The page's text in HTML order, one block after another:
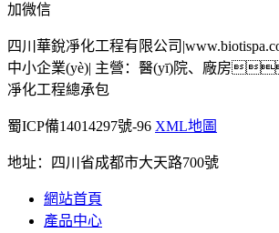
加微信
四川華銳凈化工程有限公司
中小企業(yè)| 主營：醫(yī)院、廠房
凈化工程總承包
蜀ICP備14014297號-96 XML地圖
地址：四川省成都市大天路700號
網站首頁
產品中心